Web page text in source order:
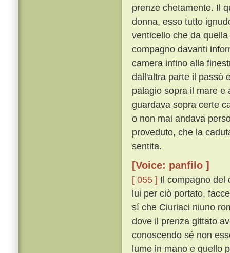
prenze chetamente. Il
donna, esso tutto
venticello che da
compagno davanti
camera infino alla
dall'altra parte il passò
palagio sopra il mare e
guardava sopra certe
o non mai andava
proveduto, che la
sentita.
[Voice: panfilo ]
[ 055 ] Il compagno del
lui per ciò portato,
sí che Ciuriaci niuno
dove il prenza gittato
conoscendo sé non
lume in mano e quello